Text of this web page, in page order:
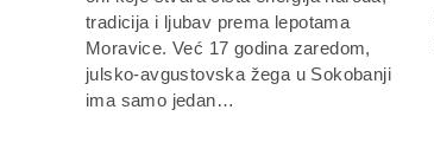
tradicija i ljubav prema lepotama
Moravice. Već 17 godina zaredom,
julsko-avgustovska žega u Sokobanji
ima samo jedan…